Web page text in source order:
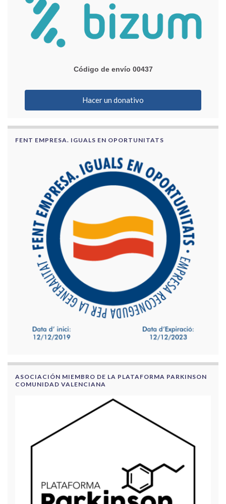
Código de envío 00437
Hacer un donativo
FENT EMPRESA. IGUALS EN OPORTUNITATS
ASOCIACIÓN MIEMBRO DE LA PLATAFORMA PARKINSON
COMUNIDAD VALENCIANA